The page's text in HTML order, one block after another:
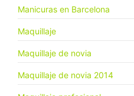
Manicuras en Barcelona
Maquillaje
Maquillaje de novia
Maquillaje de novia 2014